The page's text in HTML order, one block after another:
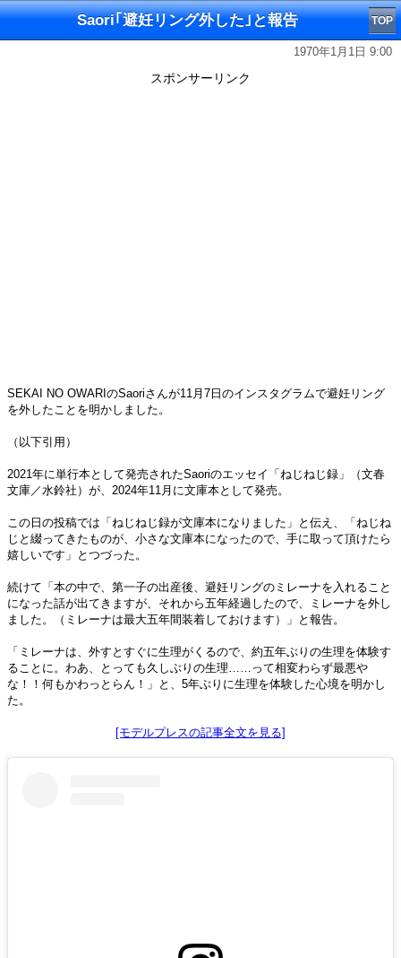
Saori｢避妊リング外した｣と報告 TOP
1970年1月1日 9:00
スポンサーリンク
SEKAI NO OWARIのSaoriさんが11月7日のインスタグラムで避妊リング
を外したことを明かしました。
（以下引用）
2021年に単行本として発売されたSaoriのエッセイ「ねじねじ録」（文春
文庫／水鈴社）が、2024年11月に文庫本として発売。
この日の投稿では「ねじねじ録が文庫本になりました」と伝え、「ねじね
じと綴ってきたものが、小さな文庫本になったので、手に取って頂けたら
嬉しいです」とつづった。
続けて「本の中で、第一子の出産後、避妊リングのミレーナを入れること
になった話が出てきますが、それから五年経過したので、ミレーナを外し
ました。（ミレーナは最大五年間装着しておけます）」と報告。
「ミレーナは、外すとすぐに生理がくるので、約五年ぶりの生理を体験す
ることに。わあ、とっても久しぶりの生理……って相変わらず最悪や
な！！何もかわっとらん！」と、5年ぶりに生理を体験した心境を明かし
た。
[モデルプレスの記事全文を見る]